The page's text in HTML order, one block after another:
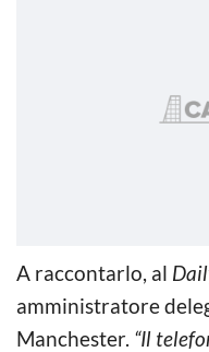
A raccontarlo, al
amministratore
Manchester. “Il